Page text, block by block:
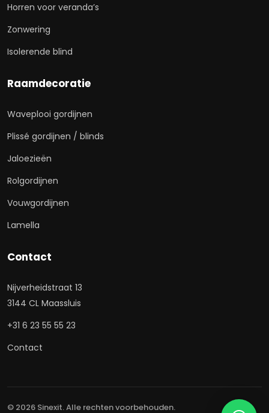
Horren voor veranda’s
Zonwering
Isolerende blind
Raamdecoratie
Waveplooi gordijnen
Plissé gordijnen / blinds
Jaloezieën
Rolgordijnen
Vouwgordijnen
Lamella
Contact
Nijverheidstraat 13
3144 CL Maassluis
+31 6 23 55 55 23
Contact
© 2026 Sinexit. Alle rechten voorbehouden.